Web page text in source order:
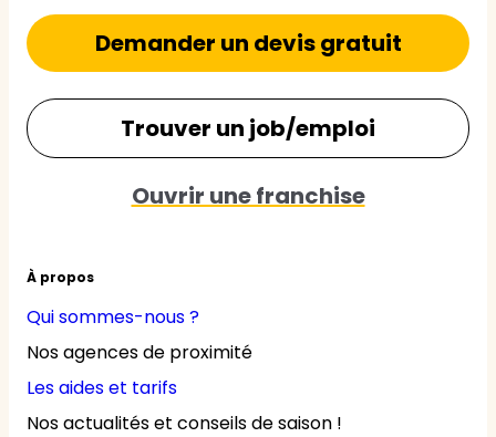
À propos
Qui sommes-nous ?
Nos agences de proximité
Les aides et tarifs
Nos actualités et conseils de saison !
Demander un devis gratuit
Trouver un job/emploi
Ouvrir une franchise